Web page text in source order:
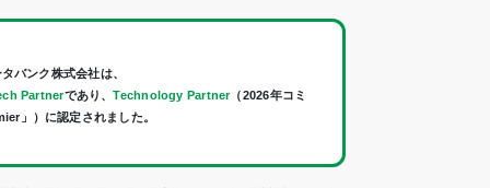
バンク株式会社は、
Partnerであり、Technology Partner（2026年コミ
」）に認定されました。